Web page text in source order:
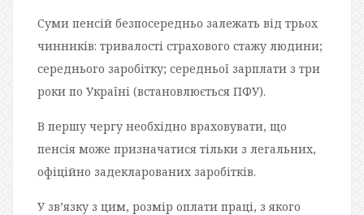
Суми пенсій безпосередньо залежать від трьох
чинників: тривалості страхового стажу людини;
середнього заробітку; середньої зарплати з три
роки по Україні (встановлюється ПФУ).
В першу чергу необхідно враховувати, що
пенсія може призначатися тільки з легальних,
офіційно задекларованих заробітків.
У зв’язку з цим, розмір оплати праці, з якого